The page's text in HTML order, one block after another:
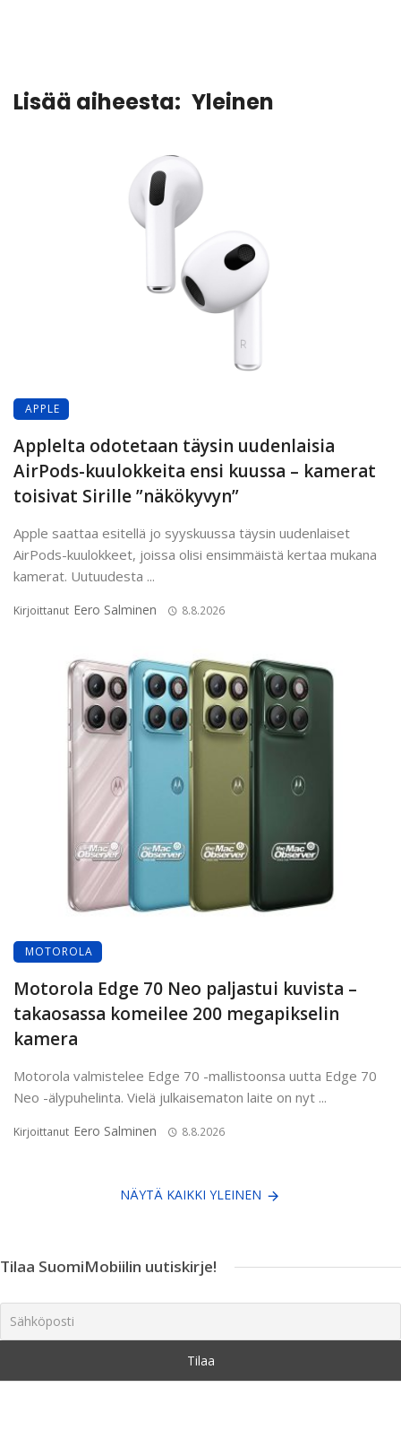
Lisää aiheesta: Yleinen
APPLE
Applelta odotetaan täysin uudenlaisia
AirPods-kuulokkeita ensi kuussa – kamerat
toisivat Sirille ”näkökyvyn”
Apple saattaa esitellä jo syyskuussa täysin uudenlaiset
AirPods-kuulokkeet, joissa olisi ensimmäistä kertaa mukana
kamerat. Uutuudesta ...
Kirjoittanut Eero Salminen 8.8.2026
MOTOROLA
Motorola Edge 70 Neo paljastui kuvista –
takaosassa komeilee 200 megapikselin
kamera
Motorola valmistelee Edge 70 -mallistoonsa uutta Edge 70
Neo -älypuhelinta. Vielä julkaisematon laite on nyt ...
Kirjoittanut Eero Salminen 8.8.2026
NÄYTÄ KAIKKI YLEINEN
Tilaa SuomiMobiilin uutiskirje!